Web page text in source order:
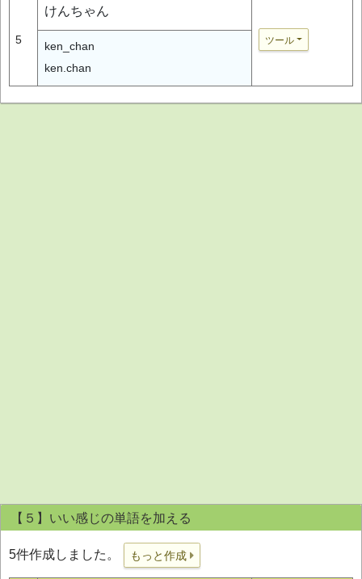
5
けんちゃん
ツール
ken_chan
ken.chan
【５】いい感じの単語を加える
5件作成しました。 もっと作成